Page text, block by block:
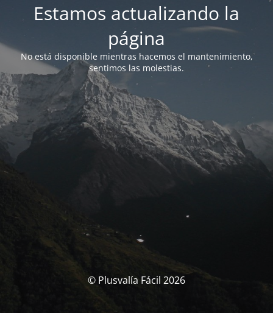
Estamos actualizando la
página
No está disponible mientras hacemos el mantenimiento,
sentimos las molestias.
© Plusvalía Fácil 2026